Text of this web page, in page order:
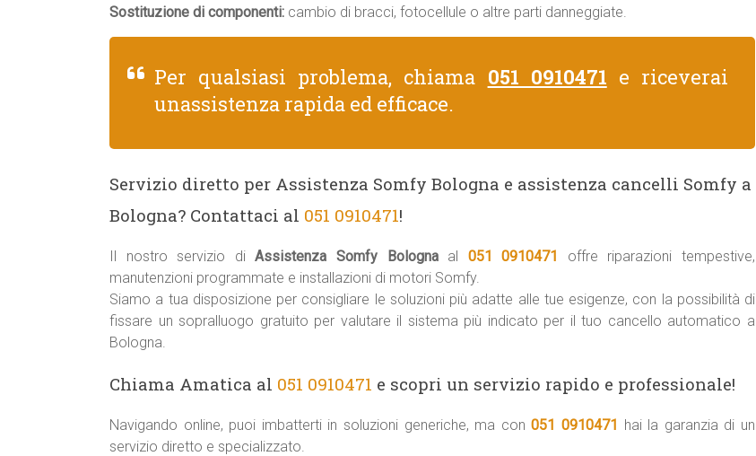
Sostituzione di componenti: cambio di bracci, fotocellule o altre parti danneggiate.
Per qualsiasi problema, chiama 051 0910471 e riceverai
unassistenza rapida ed efficace.
Servizio diretto per Assistenza Somfy Bologna e assistenza cancelli Somfy a
Bologna? Contattaci al 051 0910471!
Il nostro servizio diAssistenza Somfy Bolognaal 051 0910471
offre riparazioni tempestive,
manutenzioni programmate e installazioni di motori Somfy.
Siamo a tua disposizione per consigliare le soluzioni più adatte alle tue esigenze, con la possibilità di
fissare un sopralluogo gratuito per valutare il sistema più indicato per il tuo cancello automatico a
Bologna.
Chiama Amatica al 051 0910471 e scopri un servizio rapido e professionale!
Navigando online, puoi imbatterti in soluzioni generiche, ma con051 0910471 hai la garanzia di un
servizio diretto e specializzato.